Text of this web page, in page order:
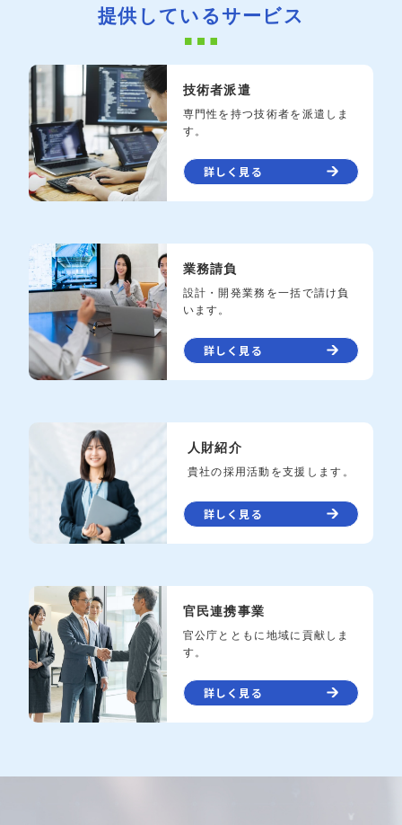
提供しているサービス
技術者派遣
専門性を持つ技術者を派遣しま
す。
詳しく見る
業務請負
設計・開発業務を一括で請け負
います。
詳しく見る
人財紹介
貴社の採用活動を支援します。
詳しく見る
官民連携事業
官公庁とともに地域に貢献しま
す。
詳しく見る